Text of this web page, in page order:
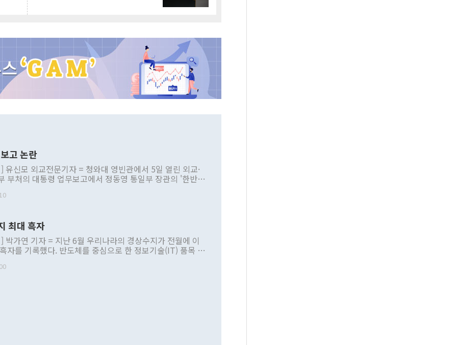
고 논란
유신모 외교전문기자 = 청와대 영빈관에서 5일 열린 외교·
부처의 대통령 업무보고에서 정동영 통일부 장관의 '한반도
부 내 조율을 거치지 않은 사안을 정책으로 추진하겠다고 공
근거한 비현실적 구상'이라는 비판을 내놨다. 그동안 정 장
관련 발언이 물의를 빚은 적은 여러 번 있지만 대통령과 유
공개적으로 부정적 입장을 표명한 것은 이례적이다. 정 장
북 접근법과 월권을 제어해야 한다는 목소리도 높아지고 있
최대 흑자
박가연 기자 = 지난 6월 우리나라의 경상수지가 전월에 이
자를 기록했다. 반도체를 중심으로 한 정보기술(IT) 품목 수
르